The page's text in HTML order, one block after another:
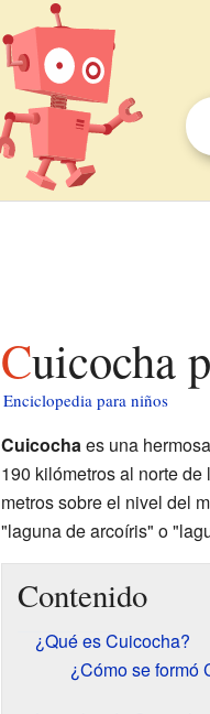
Cuicocha
Enciclopedia para niños
Cuicochaes una hermosa
190 kilómetros al norte de
metros sobre el nivel del
"laguna de arcoíris" o
Contenido
¿Qué es Cuicocha?
¿Cómo se formó